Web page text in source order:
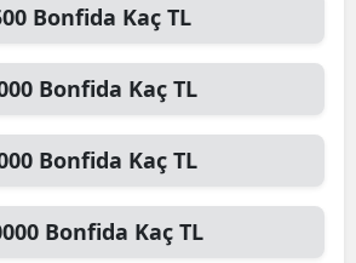
Bonfida Kaç TL
Bonfida Kaç TL
Bonfida Kaç TL
Bonfida Kaç TL